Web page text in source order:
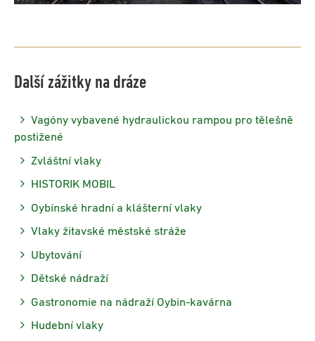
Další zážitky na dráze
Vagóny vybavené hydraulickou rampou pro tělešně
postižené
Zvláštní vlaky
HISTORIK MOBIL
Oybínské hradní a klášterní vlaky
Vlaky žitavské městské stráže
Ubytování
Dětské nádraží
Gastronomie na nádraží Oybin-kavárna
Hudební vlaky